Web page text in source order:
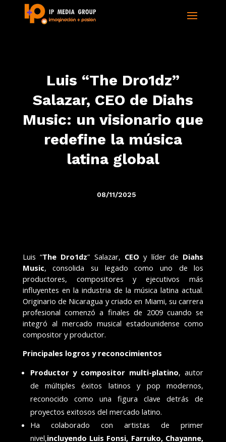
Luis “The Dro1dz”
Salazar, CEO de Diahs
Music: un visionario que
redefine la música
latina global
08/11/2025
Luis “The Dro1dz” Salazar, CEO y líder de Diahs
Music, consolida su legado como uno de los
productores, compositores y ejecutivos más
influyentes en la industria de la música latina actual.
Originario de Nicaragua y criado en Miami, su carrera
profesional comenzó a finales de 2009 cuando se
integró al mercado musical estadounidense como
compositor y productor.
Principales logros y reconocimientos
Productor y compositor multi-platino, autor
de múltiples éxitos latinos y pop modernos,
reconocido como una figura clave detrás de
proyectos exitosos del mercado latino.
Ha colaborado con artistas de primer
nivel,incluyendo Luis Fonsi, Farruko, Chayanne,